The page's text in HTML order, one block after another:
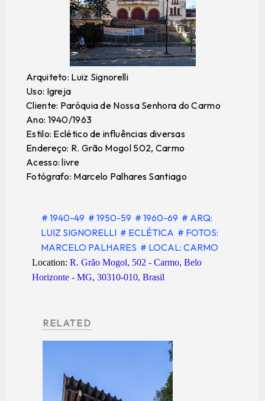
Arquiteto: Luiz Signorelli
Uso: Igreja
Cliente: Paróquia de Nossa Senhora do Carmo
Ano: 1940/1963
Estilo: Eclético de influências diversas
Endereço: R. Grão Mogol 502, Carmo
Acesso: livre
Fotógrafo: Marcelo Palhares Santiago
# 1940-49 # 1950-59 # 1960-69 # ARQ:
LUIZ SIGNORELLI # ECLÉTICA # FOTOS:
MARCELO PALHARES # LOCAL: CARMO
Location: R. Grão Mogol, 502 - Carmo, Belo
Horizonte - MG, 30310-010, Brasil
RELATED